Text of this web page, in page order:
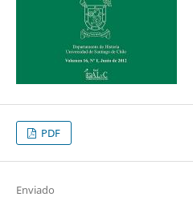
PDF
Enviado